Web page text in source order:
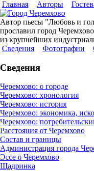
Главная Авторы
Автор пьесы "Любовь и
прославил город
из крупнейших
Сведения
Фотографии
Сведения
Черемхово: о городе
Черемхово: хронология
Черемхово: история
Черемхово: экономика,
Черемхово:
Расстояния от Черемхово
Состав и границы
Администрация города
Эссе о Черемхово
Щадринка